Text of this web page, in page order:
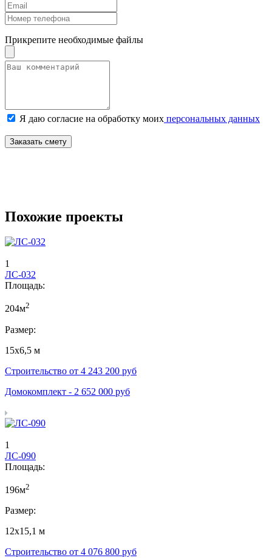
Прикрепите необходимые файлы
Я даю согласие на обработку моих персональных данных
Заказать смету
Похожие проекты
1
ЛС-032
Площадь:
204м2
Размер:
15х6,5 м
Строительство от 4 243 200 руб
Домокомплект - 2 652 000 руб
1
ЛС-090
Площадь:
196м2
Размер:
12х15,1 м
Строительство от 4 076 800 руб